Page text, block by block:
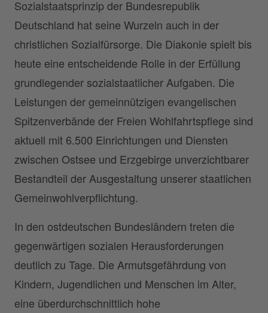
Sozialstaatsprinzip der Bundesrepublik
Deutschland hat seine Wurzeln auch in der
christlichen Sozialfürsorge. Die Diakonie spielt bis
heute eine entscheidende Rolle in der Erfüllung
grundlegender sozialstaatlicher Aufgaben. Die
Leistungen der gemeinnützigen evangelischen
Spitzenverbände der Freien Wohlfahrtspflege sind
aktuell mit 6.500 Einrichtungen und Diensten
zwischen Ostsee und Erzgebirge unverzichtbarer
Bestandteil der Ausgestaltung unserer staatlichen
Gemeinwohlverpflichtung.
In den ostdeutschen Bundesländern treten die
gegenwärtigen sozialen Herausforderungen
deutlich zu Tage. Die Armutsgefährdung von
Kindern, Jugendlichen und Menschen im Alter,
eine überdurchschnittlich hohe